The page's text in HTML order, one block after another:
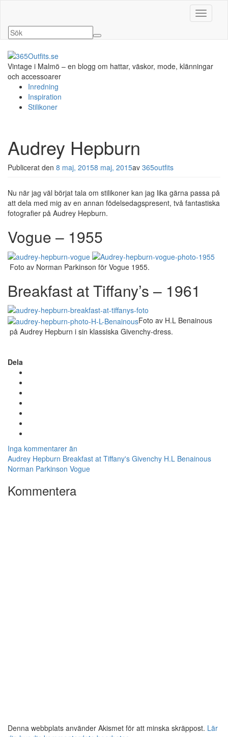
Slå på/
Vintage i Malmö – en blogg om hattar, väskor, mode, klänningar
och accessoarer
Inredning
Inspiration
Stilikoner
Audrey Hepburn
Publicerat den 8 maj, 20158 maj, 2015av 365outfits
Nu när jag väl börjat tala om stilikoner kan jag lika gärna passa på
att dela med mig av en annan födelsedagspresent, två fantastiska
fotografier på Audrey Hepburn.
Vogue – 1955
Foto av Norman Parkinson för Vogue 1955.
Breakfast at Tiffany’s – 1961
Foto av H.L Benainous
på Audrey Hepburn i sin klassiska Givenchy-dress.
Dela
Inga kommentarer än
Audrey Hepburn Breakfast at Tiffany's Givenchy H.L Benainous
Norman Parkinson Vogue
Kommentera
Denna webbplats använder Akismet för att minska skräppost. Lär